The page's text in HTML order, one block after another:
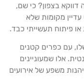
בצפון? כי שם,
מקומות שלא
פיתוח תעשייתי כבד.
עם כפרים קטנים
אלו שמעוניינים
משפע של אירועים